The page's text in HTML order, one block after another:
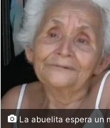
La abuelita espera un